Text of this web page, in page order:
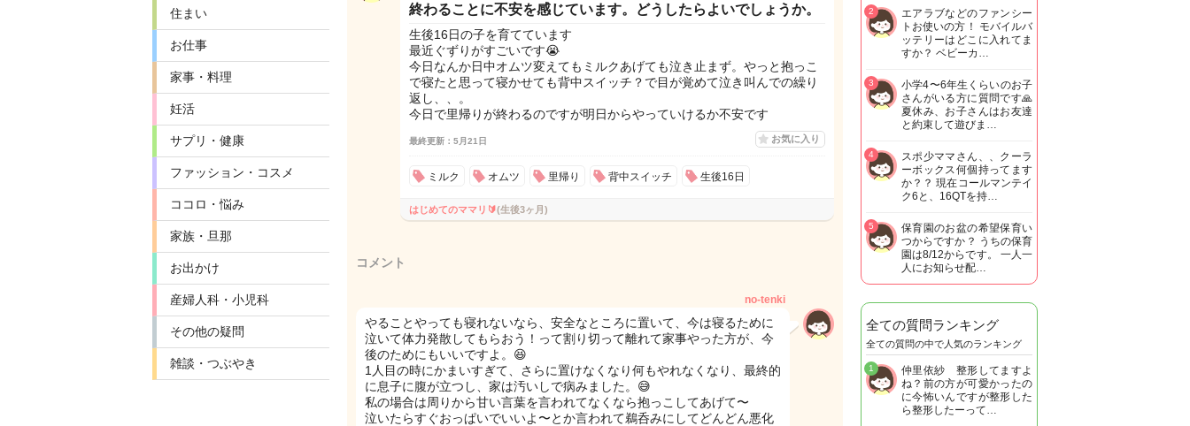
住まい
お仕事
家事・料理
妊活
サプリ・健康
ファッション・コスメ
ココロ・悩み
家族・旦那
お出かけ
産婦人科・小児科
その他の疑問
雑談・つぶやき
終わることに不安を感じています。どうしたらよいでしょうか。
生後16日の子を育てています
最近ぐずりがすごいです😭
今日なんか日中オムツ変えてもミルクあげても泣き止まず。やっと抱っこ
で寝たと思って寝かせても背中スイッチ？で目が覚めて泣き叫んでの繰り
返し、、。
今日で里帰りが終わるのですが明日からやっていけるか不安です
最終更新：5月21日 お気に入り
ミルク オムツ 里帰り 背中スイッチ 生後16日
はじめてのママリ🔰(生後3ヶ月)
コメント
no-tenki
やることやっても寝れないなら、安全なところに置いて、今は寝るために
泣いて体力発散してもらおう！って割り切って離れて家事やった方が、今
後のためにもいいですよ。😆
1人目の時にかまいすぎて、さらに置けなくなり何もやれなくなり、最終的
に息子に腹が立つし、家は汚いしで病みました。😅
私の場合は周りから甘い言葉を言われてなくなら抱っこしてあげて〜
泣いたらすぐおっぱいでいいよ〜とか言われて鵜呑みにしてどんどん悪化
エアラブなどのファンシー
トお使いの方！ モバイルバ
ッテリーはどこに入れてま
すか？ ベビーカ…
2
小学4〜6年生くらいのお子
さんがいる方に質問です🙏
夏休み、お子さんはお友達
と約束して遊びま…
3
スポ少ママさん、、クーラ
ーボックス何個持ってます
か？？ 現在コールマンテイ
ク6と、16QTを持…
4
保育園のお盆の希望保育い
つからですか？ うちの保育
園は8/12からです。 一人一
人にお知らせ配…
5
全ての質問ランキング
全ての質問の中で人気のランキング
仲里依紗 整形してますよ
ね？前の方が可愛かったの
に今怖いんですが整形した
ら整形したーって…
1